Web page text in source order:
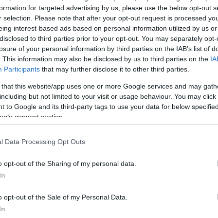
for targeted advertising by us, please use the below opt-out
selection. Please note that after your opt-out request is processed
interest-based ads based on personal information utilized by us
to third parties prior to your opt-out. You may separately
of your personal information by third parties on the IAB’s list of
This information may also be disclosed by us to third parties on the
Participants that may further disclose it to other third parties.
that this website/app uses one or more Google services and may
but not limited to your visit or usage behaviour. You may
to Google and its third-party tags to use your data for below
consent section.
Data Processing Opt Outs
opt-out of the Sharing of my personal data.
opt-out of the Sale of my Personal Data.
11 χρόνων.
απλά, γλίτωσε από τους
τη στέγητου σπιτιού τη στιγμή των πυροβολισμών.
αναμένεται να αναρρώσει.
ΔΙΑΦΗΜΙΣΗ